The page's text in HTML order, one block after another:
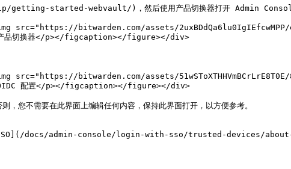
started-webvault/)，然后使用产品切换器打开 Admin
bitwarden.com/assets/2uxBDdQa6lu0IgIEfcwMPP/
品切换器</p></figcaption></figure></div>
bitwarden.com/assets/51wSToXTHHVmBCrLrE8T0E/
配置</p></figcaption></figure></div>
您不需要在此界面上编辑任何内容，保持此界面打开，以方便参考。
设备 SSO](/docs/admin-console/login-with-sso/trusted-